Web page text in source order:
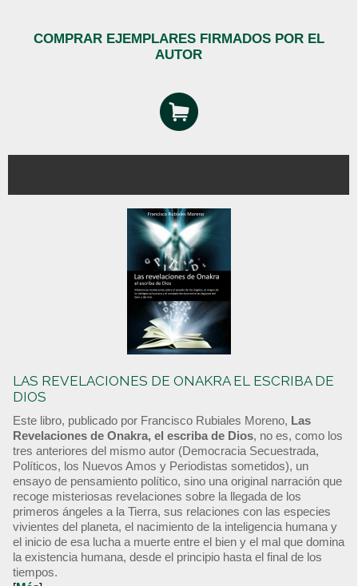
COMPRAR EJEMPLARES FIRMADOS POR EL
AUTOR
LAS REVELACIONES DE ONAKRA EL ESCRIBA DE
DIOS
Este libro, publicado por Francisco Rubiales Moreno, Las
Revelaciones de Onakra, el escriba de Dios, no es, como los
tres anteriores del mismo autor (Democracia Secuestrada,
Políticos, los Nuevos Amos y Periodistas sometidos), un
ensayo de pensamiento político, sino una original narración que
recoge misteriosas revelaciones sobre la llegada de los
primeros ángeles a la Tierra, sus relaciones con las especies
vivientes del planeta, el nacimiento de la inteligencia humana y
el inicio de esa lucha a muerte entre el bien y el mal que domina
la existencia humana, desde el principio hasta el final de los
tiempos.